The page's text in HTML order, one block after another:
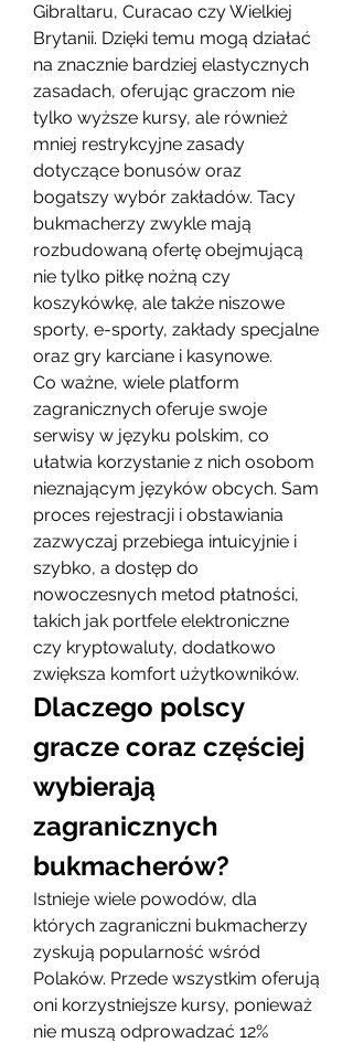
Gibraltaru, Curacao czy Wielkiej
Brytanii. Dzięki temu mogą działać
na znacznie bardziej elastycznych
zasadach, oferując graczom nie
tylko wyższe kursy, ale również
mniej restrykcyjne zasady
dotyczące bonusów oraz
bogatszy wybór zakładów. Tacy
bukmacherzy zwykle mają
rozbudowaną ofertę obejmującą
nie tylko piłkę nożną czy
koszykówkę, ale także niszowe
sporty, e-sporty, zakłady specjalne
oraz gry karciane i kasynowe.
Co ważne, wiele platform
zagranicznych oferuje swoje
serwisy w języku polskim, co
ułatwia korzystanie z nich osobom
nieznającym języków obcych. Sam
proces rejestracji i obstawiania
zazwyczaj przebiega intuicyjnie i
szybko, a dostęp do
nowoczesnych metod płatności,
takich jak portfele elektroniczne
czy kryptowaluty, dodatkowo
zwiększa komfort użytkowników.
Dlaczego polscy
gracze coraz częściej
wybierają
zagranicznych
bukmacherów?
Istnieje wiele powodów, dla
których zagraniczni bukmacherzy
zyskują popularność wśród
Polaków. Przede wszystkim oferują
oni korzystniejsze kursy, ponieważ
nie muszą odprowadzać 12%